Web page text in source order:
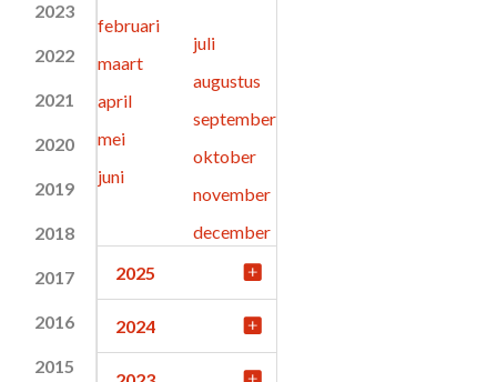
2023
2022
2021
2020
2019
2018
2017
2016
2015
februari
maart
april
mei
juni
juli
augustus
september
oktober
november
december
2025
2024